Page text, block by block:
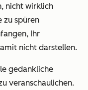
nicht wirklich
zu spüren
Ihr
nicht darstellen.
gedankliche
veranschaulichen.